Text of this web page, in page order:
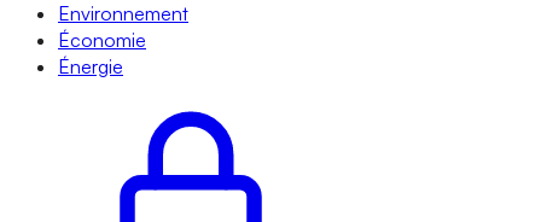
Environnement
Économie
Énergie